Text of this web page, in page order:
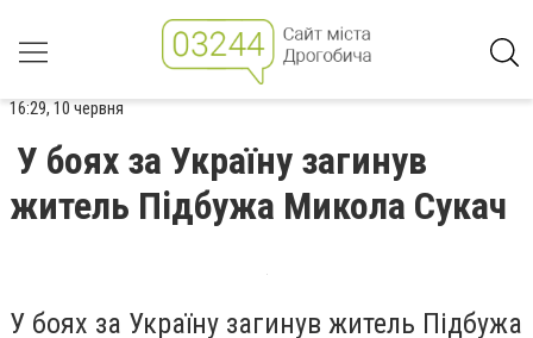
16:29, 10 червня
У боях за Україну загинув
житель Підбужа Микола Сукач
У боях за Україну загинув житель Підбужа